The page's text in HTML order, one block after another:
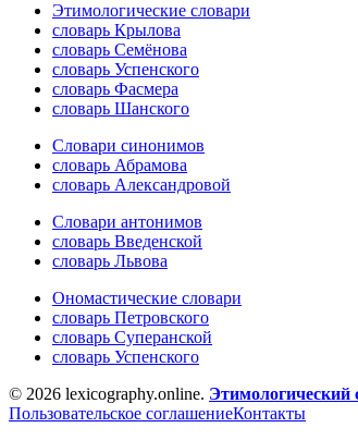
Этимологические словари
словарь Крылова
словарь Семёнова
словарь Успенского
словарь Фасмера
словарь Шанского
Словари синонимов
словарь Абрамова
словарь Александровой
Словари антонимов
словарь Введенской
словарь Львова
Ономастические словари
словарь Петровского
словарь Суперанской
словарь Успенского
© 2026 lexicography.online.
Пользовательское соглашениеКонтакты